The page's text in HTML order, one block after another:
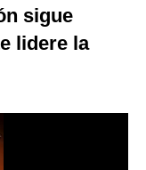
sigue
lidere la